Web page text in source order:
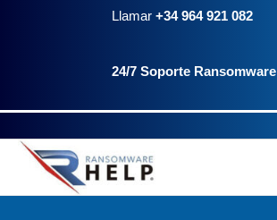
Llamar +34 964 921 082
24/7 Soporte Ransomware